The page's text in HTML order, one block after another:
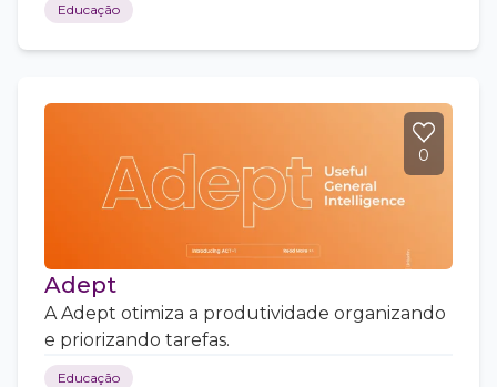
Educação
0
Adept
A Adept otimiza a produtividade organizando
e priorizando tarefas.
Educação